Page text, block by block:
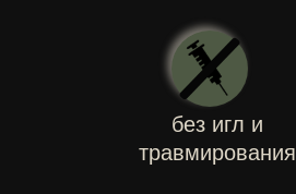
без игл и
травмирования